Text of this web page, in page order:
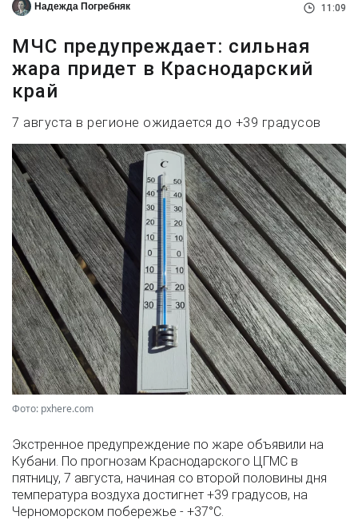
Надежда Погребняк 11:09
МЧС предупреждает: сильная
жара придет в Краснодарский
край
7 августа в регионе ожидается до +39 градусов
Фото: pxhere.com
Экстренное предупреждение по жаре объявили на
Кубани. По прогнозам Краснодарского ЦГМС в
пятницу, 7 августа, начиная со второй половины дня
температура воздуха достигнет +39 градусов, на
Черноморском побережье - +37°­С.